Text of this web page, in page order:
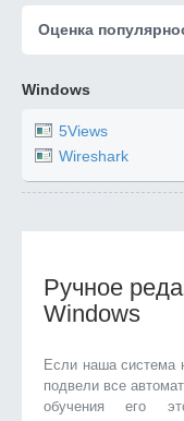
Оценка
Windows
5Views
Wireshark
Ручное
Windows
Если наша система
подвели все
обучения его